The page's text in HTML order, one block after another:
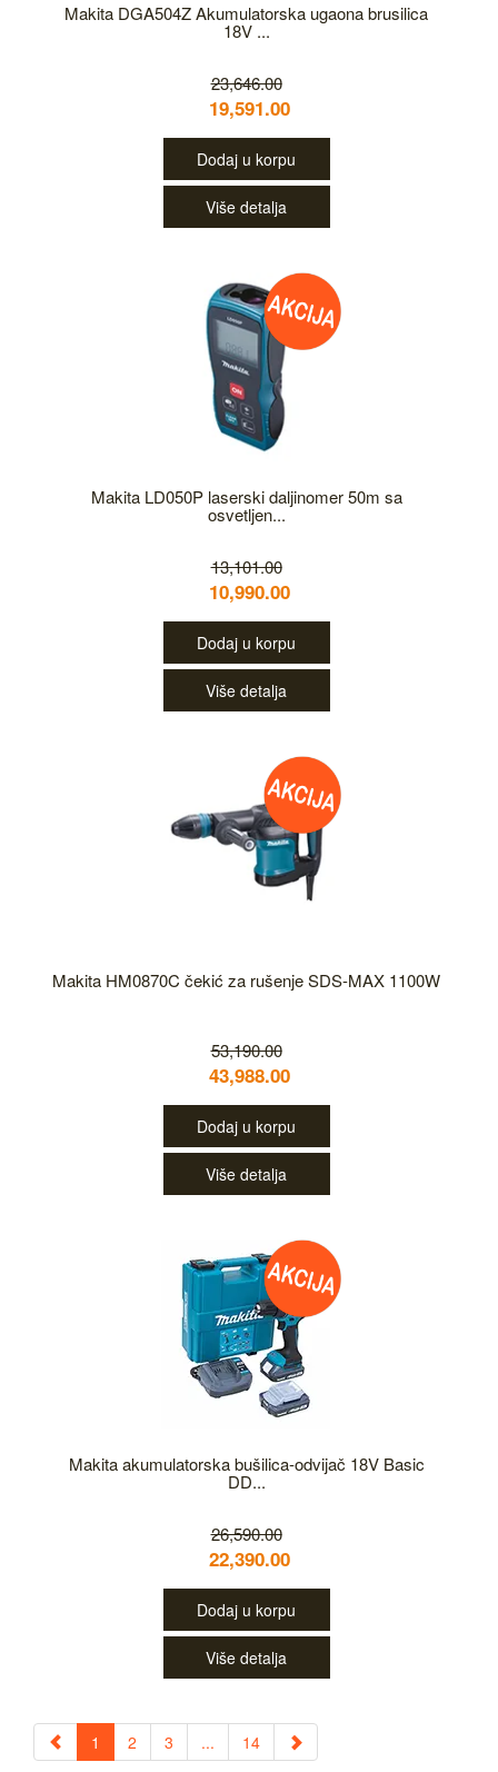
Makita DGA504Z Akumulatorska ugaona brusilica
18V ...
23,646.00
19,591.00
Dodaj u korpu
Više detalja
Makita LD050P laserski daljinomer 50m sa
osvetljen...
13,101.00
10,990.00
Dodaj u korpu
Više detalja
Makita HM0870C čekić za rušenje SDS-MAX 1100W
53,190.00
43,988.00
Dodaj u korpu
Više detalja
Makita akumulatorska bušilica-odvijač 18V Basic
DD...
26,590.00
22,390.00
Dodaj u korpu
Više detalja
1 2 3 ... 14